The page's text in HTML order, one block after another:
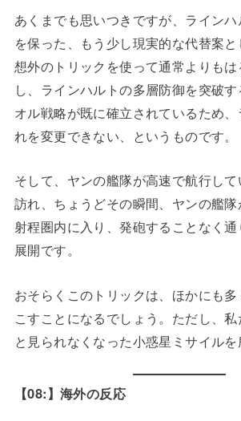
あくまでも思いつきですが、ライン
を保った、もう少し現実的な代替案
想外のトリックを使って通常よりも
し、ラインハルトの多層防御を突破
オル戦略が既に確立されているため
れを変更できない、というものです。
そして、ヤンの艦隊が高速で航行し
訪れ、ちょうどその瞬間、ヤンの艦
射程圏内に入り、発砲することなく
展開です。
おそらくこのトリックは、ほかにも
こすことになるでしょう。ただし、
と見られなくなった小惑星ミサイルを
【08:】海外の反応